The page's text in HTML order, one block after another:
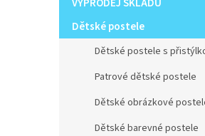
n
Dětské postele
Dětské postele s
Patrové dětské postele
Dětské obrázkové
Dětské barevné postele